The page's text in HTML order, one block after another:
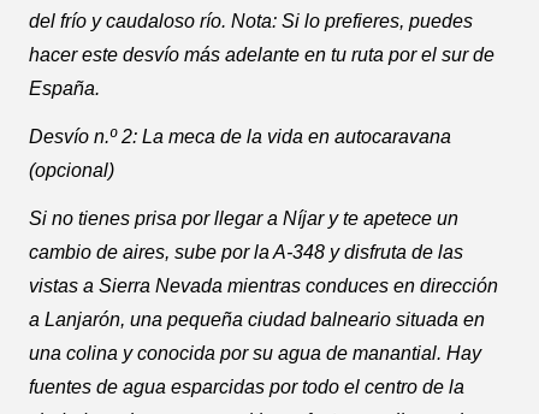
del frío y caudaloso río. Nota: Si lo prefieres, puedes
hacer este desvío más adelante en tu ruta por el sur de
España.
Desvío n.º 2: La meca de la vida en autocaravana
(opcional)
Si no tienes prisa por llegar a Níjar y te apetece un
cambio de aires, sube por la A-348 y disfruta de las
vistas a Sierra Nevada mientras conduces en dirección
a Lanjarón, una pequeña ciudad balneario situada en
una colina y conocida por su agua de manantial. Hay
fuentes de agua esparcidas por todo el centro de la